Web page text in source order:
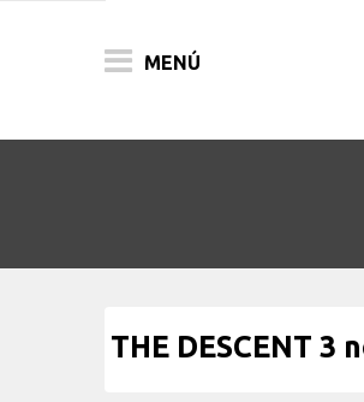
MENÚ
THE DESCENT
FESTIVALES